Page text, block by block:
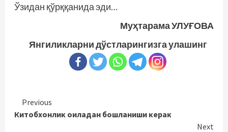
Ўзидан қўрққанида эди…
Муҳтарама УЛУҒОВА
Янгиликларни дўстларингизга улашинг
Continue
Reading
Previous
Китобхонлик оиладан бошланиши керак
Next